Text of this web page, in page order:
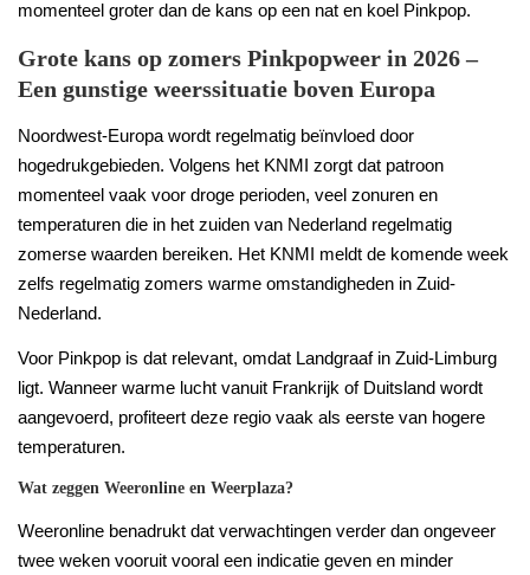
momenteel groter dan de kans op een nat en koel Pinkpop.
Grote kans op zomers Pinkpopweer in 2026 –
Een gunstige weerssituatie boven Europa
Noordwest-Europa wordt regelmatig beïnvloed door
hogedrukgebieden. Volgens het KNMI zorgt dat patroon
momenteel vaak voor droge perioden, veel zonuren en
temperaturen die in het zuiden van Nederland regelmatig
zomerse waarden bereiken. Het KNMI meldt de komende week
zelfs regelmatig zomers warme omstandigheden in Zuid-
Nederland.
Voor Pinkpop is dat relevant, omdat Landgraaf in Zuid-Limburg
ligt. Wanneer warme lucht vanuit Frankrijk of Duitsland wordt
aangevoerd, profiteert deze regio vaak als eerste van hogere
temperaturen.
Wat zeggen Weeronline en Weerplaza?
Weeronline benadrukt dat verwachtingen verder dan ongeveer
twee weken vooruit vooral een indicatie geven en minder